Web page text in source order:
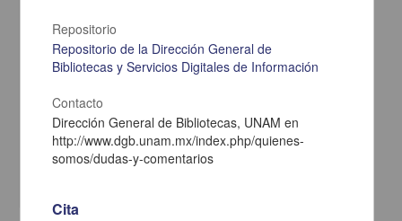
en la ranchería de Samalayuca
Pérez, Zeferino
[sin fecha]
Multidisciplina
Repositorio
Repositorio de la Dirección General de
Bibliotecas y Servicios Digitales de Información
Contacto
Dirección General de Bibliotecas, UNAM en
http://www.dgb.unam.mx/index.php/quienes-
somos/dudas-y-comentarios
Cita